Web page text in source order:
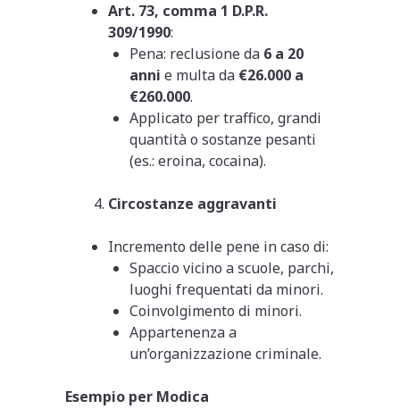
Art. 73, comma 1 D.P.R.
309/1990:
Pena: reclusione da 6 a 20
anni e multa da €26.000 a
€260.000.
Applicato per traffico, grandi
quantità o sostanze pesanti
(es.: eroina, cocaina).
Circostanze aggravanti
Incremento delle pene in caso di:
Spaccio vicino a scuole, parchi,
luoghi frequentati da minori.
Coinvolgimento di minori.
Appartenenza a
un’organizzazione criminale.
Esempio per Modica